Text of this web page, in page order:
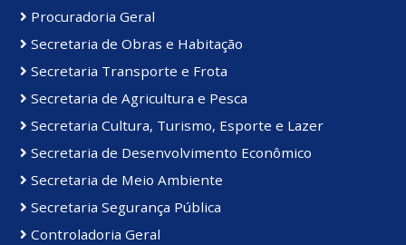
Procuradoria Geral
Secretaria de Obras e Habitação
Secretaria Transporte e Frota
Secretaria de Agricultura e Pesca
Secretaria Cultura, Turismo, Esporte e Lazer
Secretaria de Desenvolvimento Econômico
Secretaria de Meio Ambiente
Secretaria Segurança Pública
Controladoria Geral